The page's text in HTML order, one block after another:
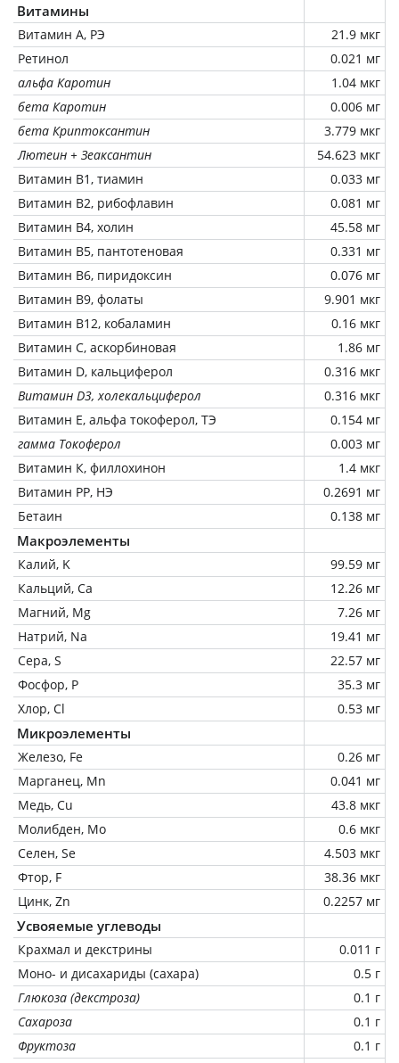
Витамины
Витамин А, РЭ
21.9 мкг
Ретинол
0.021 мг
альфа Каротин
1.04 мкг
бета Каротин
0.006 мг
бета Криптоксантин
3.779 мкг
Лютеин + Зеаксантин
54.623 мкг
Витамин В1, тиамин
0.033 мг
Витамин В2, рибофлавин
0.081 мг
Витамин В4, холин
45.58 мг
Витамин В5, пантотеновая
0.331 мг
Витамин В6, пиридоксин
0.076 мг
Витамин В9, фолаты
9.901 мкг
Витамин В12, кобаламин
0.16 мкг
Витамин C, аскорбиновая
1.86 мг
Витамин D, кальциферол
0.316 мкг
Витамин D3, холекальциферол
0.316 мкг
Витамин Е, альфа токоферол, ТЭ
0.154 мг
гамма Токоферол
0.003 мг
Витамин К, филлохинон
1.4 мкг
Витамин РР, НЭ
0.2691 мг
Бетаин
0.138 мг
Макроэлементы
Калий, K
99.59 мг
Кальций, Ca
12.26 мг
Магний, Mg
7.26 мг
Натрий, Na
19.41 мг
Сера, S
22.57 мг
Фосфор, P
35.3 мг
Хлор, Cl
0.53 мг
Микроэлементы
Железо, Fe
0.26 мг
Марганец, Mn
0.041 мг
Медь, Cu
43.8 мкг
Молибден, Mo
0.6 мкг
Селен, Se
4.503 мкг
Фтор, F
38.36 мкг
Цинк, Zn
0.2257 мг
Усвояемые углеводы
Крахмал и декстрины
0.011 г
Моно- и дисахариды (сахара)
0.5 г
Глюкоза (декстроза)
0.1 г
Сахароза
0.1 г
Фруктоза
0.1 г